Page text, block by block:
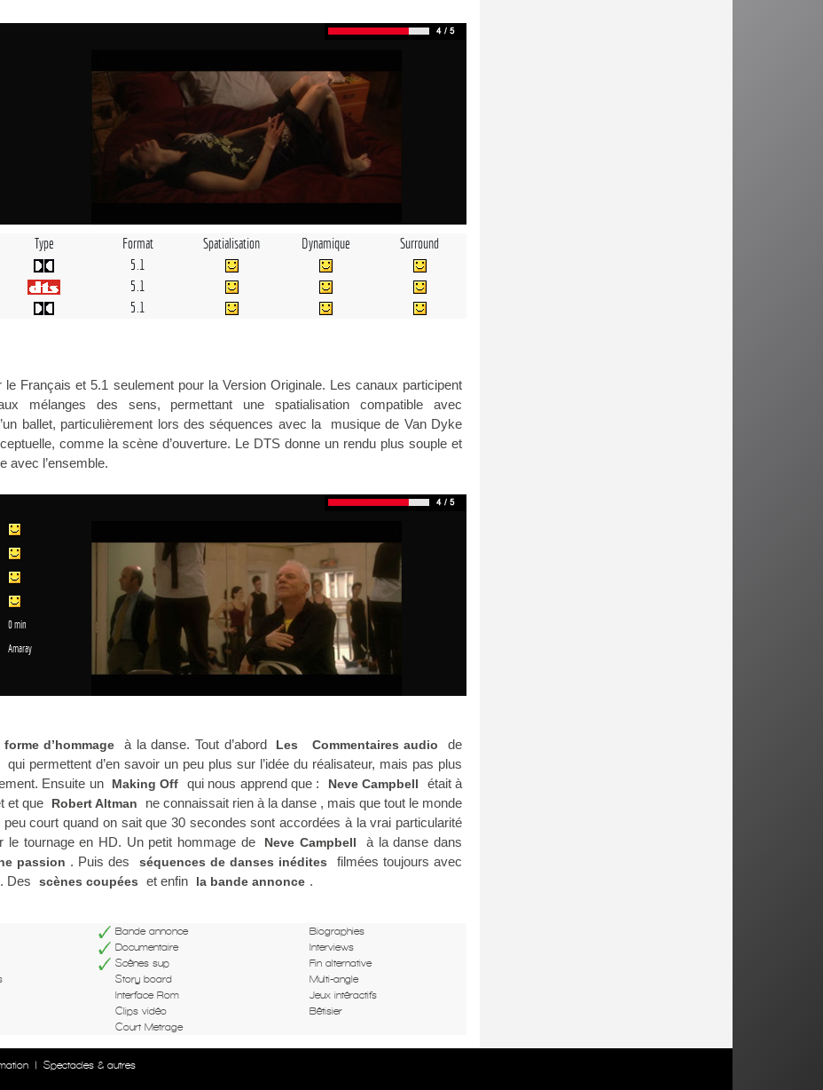
Type Format Spatialisation Dynamique
Surround
5.1
5.1
5.1
le Français et 5.1 seulement pour la Version Originale. Les canaux participent
mélanges des sens, permettant une spatialisation compatible avec
ballet, particulièrement lors des séquences avec la musique de Van Dyke
comme la scène d’ouverture. Le DTS donne un rendu plus souple et
avec l’ensemble.
0 min
Amaray
d’hommage à la danse. Tout d’abord Les Commentaires audio de
qui permettent d’en savoir un peu plus sur l’idée du réalisateur, mais pas plus
Ensuite un
Making Off qui nous apprend que : Neve Campbell
était à
et que
Robert Altman
ne connaissait rien à la danse , mais que tout le monde
court quand on sait que 30 secondes sont accordées à la vrai particularité
le tournage en HD. Un petit hommage de
Neve Campbell à la danse dans
passion . Puis des séquences de danses inédites
filmées toujours avec
Des
scènes coupées et enfin la bande annonce .
Bande annonce
Biographies
Documentaire
Interviews
Scènes sup
Fin alternative
Story board
Multi-angle
Interface Rom
Jeux intéractifs
Clips vidéo
Bêtisier
Court Metrage
|
Spectacles & autres